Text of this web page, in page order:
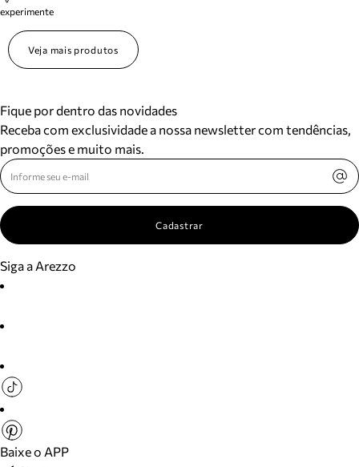
experimente
Veja mais produtos
Fique por dentro das novidades
Receba com exclusividade a nossa newsletter com tendências,
promoções e muito mais.
Cadastrar
Siga a Arezzo
Baixe o APP